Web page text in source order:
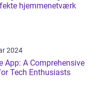
hjemmenetværk
2024
App: A Comprehensive
Tech Enthusiasts